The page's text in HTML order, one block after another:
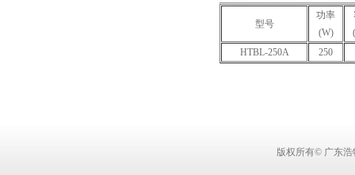
型号
功率
(W)
HTBL-250A
250
版权所有© 广东